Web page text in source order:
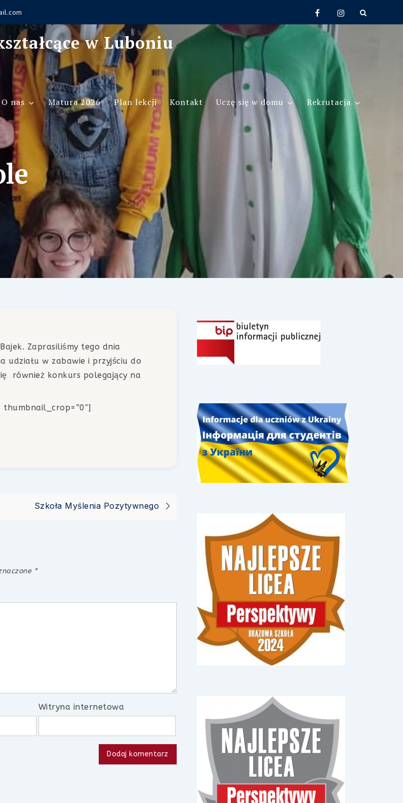
FacebookInstagram
w Luboniu
O nas Matura 2026 Plan lekcji Kontakt Uczę się w domu Rekrutacja
Zaprasiliśmy tego dnia
udziału w zabawie i przyjściu do
również konkurs polegający na
thumbnail_crop=”0″]
Szkoła Myślenia Pozytywnego
*
Witryna internetowa